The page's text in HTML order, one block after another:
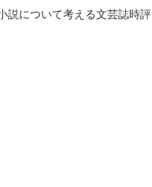
説について考える文芸誌時評